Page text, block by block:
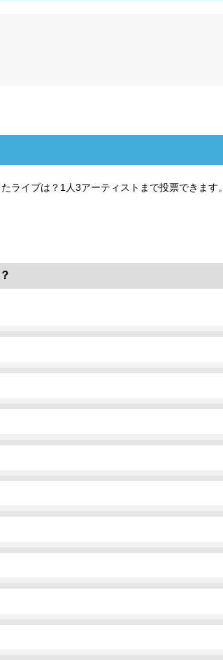
ライブは？1人3アーティストまで投票できます